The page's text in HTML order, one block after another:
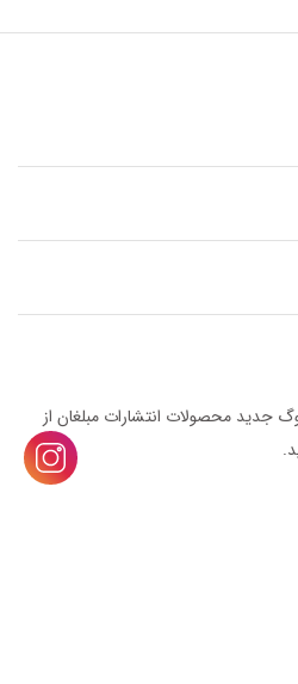
جدید محصولات انتشارات مبلغان از